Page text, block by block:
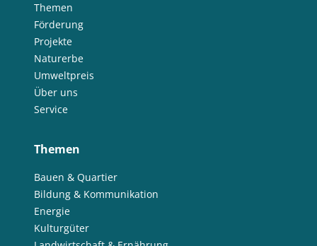
Themen
Förderung
Projekte
Naturerbe
Umweltpreis
Über uns
Service
Themen
Bauen & Quartier
Bildung & Kommunikation
Energie
Kulturgüter